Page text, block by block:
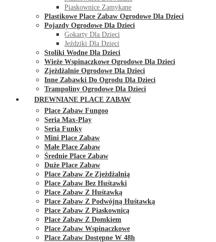
Piaskownice Zamykane
Plastikowe Place Zabaw Ogrodowe Dla Dzieci
Pojazdy Ogrodowe Dla Dzieci
Gokarty Dla Dzieci
Jeździki Dla Dzieci
Stoliki Wodne Dla Dzieci
Wieże Wspinaczkowe Ogrodowe Dla Dzieci
Zjeżdżalnie Ogrodowe Dla Dzieci
Inne Zabawki Do Ogrodu Dla Dzieci
Trampoliny Ogrodowe Dla Dzieci
DREWNIANE PLACE ZABAW
Place Zabaw Fungoo
Seria Max-Play
Seria Funky
Mini Place Zabaw
Małe Place Zabaw
Średnie Place Zabaw
Duże Place Zabaw
Place Zabaw Ze Zjeżdżalnią
Place Zabaw Bez Huśtawki
Place Zabaw Z Huśtawką
Place Zabaw Z Podwójną Huśtawką
Place Zabaw Z Piaskownicą
Place Zabaw Z Domkiem
Place Zabaw Wspinaczkowe
Place Zabaw Dostępne W 48h